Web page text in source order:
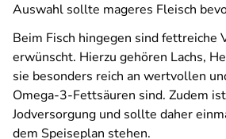
Auswahl sollte mageres Fleisch
Beim Fisch hingegen sind fettreiche
erwünscht. Hierzu gehören Lachs,
sie besonders reich an wertvollen
Omega-3-Fettsäuren sind. Zudem
Jodversorgung und sollte daher
dem Speiseplan stehen.